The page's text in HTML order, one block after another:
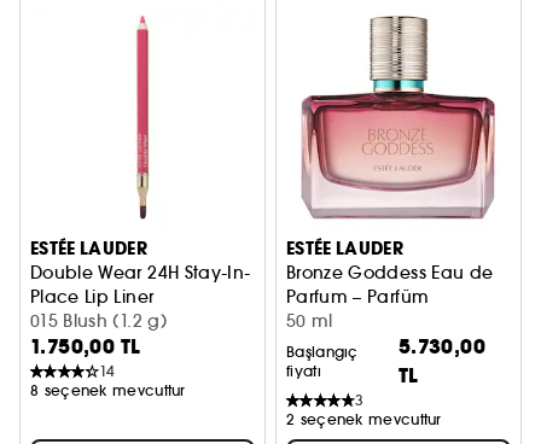
ESTÉE LAUDER
Double Wear 24H Stay-In-
Place Lip Liner
Dudak Kalemi
015 Blush (1.2 g)
1.750,00 TL
14
8 seçenek mevcuttur
ESTÉE LAUDER
Bronze Goddess Eau de
Parfum – Parfüm
50 ml
Başlangıç
fiyatı
5.730,00
TL
3
2 seçenek mevcuttur